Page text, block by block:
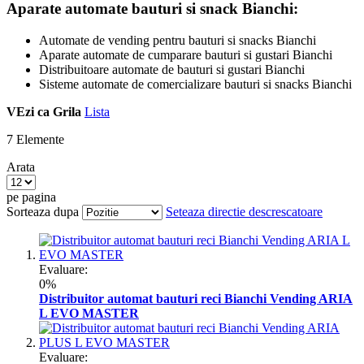
Aparate automate bauturi si snack Bianchi:
Automate de vending pentru bauturi si snacks Bianchi
Aparate automate de cumparare bauturi si gustari Bianchi
Distribuitoare automate de bauturi si gustari Bianchi
Sisteme automate de comercializare bauturi si snacks Bianchi
VEzi ca Grila Lista
7 Elemente
Arata
pe pagina
Sorteaza dupa
Seteaza directie descrescatoare
Evaluare:
0%
Distribuitor automat bauturi reci Bianchi Vending ARIA
L EVO MASTER
Evaluare: